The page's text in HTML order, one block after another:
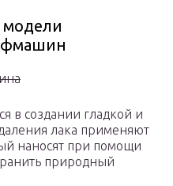
в создании гладкой и
лака применяют
наносят при помощи
природный